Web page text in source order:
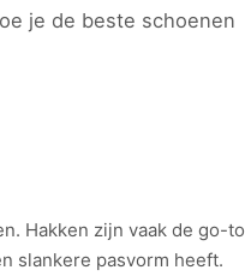
je de beste schoenen
Hakken zijn vaak de go-to
slankere pasvorm heeft.